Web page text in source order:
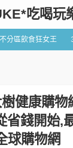
吃喝玩
分區飲食狂女王
健康購物
省錢開始,
球購物網